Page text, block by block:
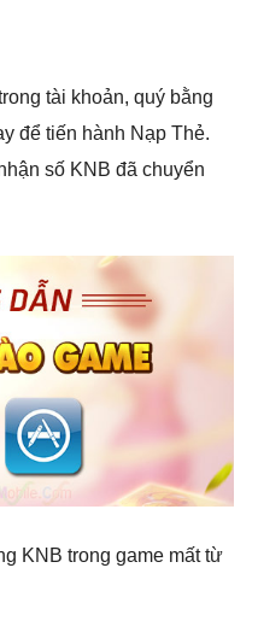
tài khoản, quý bằng
để tiến hành Nạp Thẻ.
số KNB đã chuyển
KNB trong game mất từ